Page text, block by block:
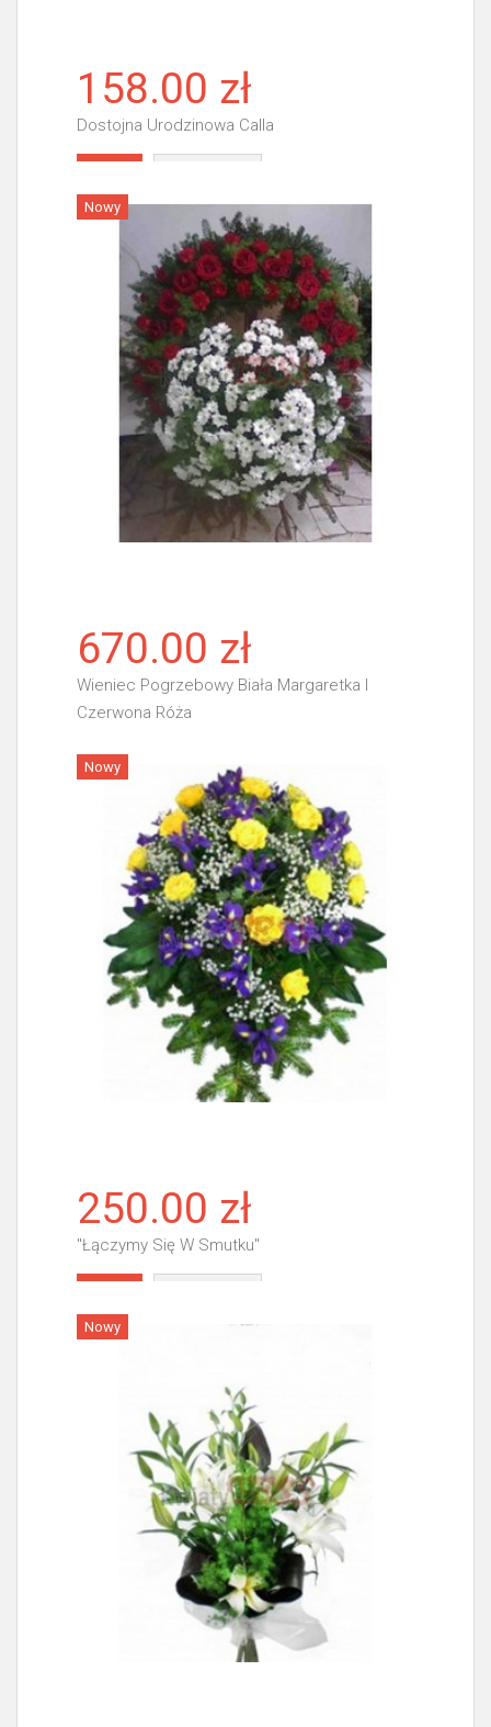
158.00 zł
Dostojna Urodzinowa Calla
Nowy
670.00 zł
Wieniec Pogrzebowy Biała Margaretka I
Czerwona Róża
Więcej
Nowy
250.00 zł
"Łączymy Się W Smutku"
Nowy